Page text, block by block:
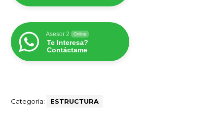
Asesor 2 Online
Te Interesa?
Contáctame
Categoría: ESTRUCTURA